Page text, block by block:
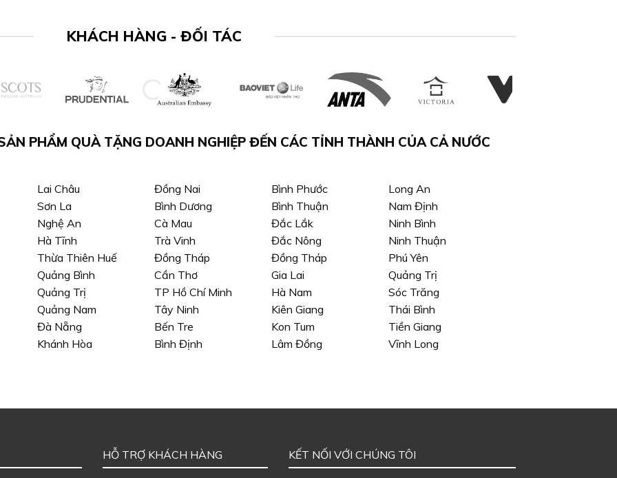
KHÁCH HÀNG - ĐỐI TÁC
PHẨM QUÀ TẶNG DOANH NGHIỆP ĐẾN CÁC TỈNH THÀNH CỦA CẢ NƯỚC
Lai Châu
Sơn La
Nghệ An
Hà Tĩnh
Thừa Thiên Huế
Quảng Bình
Quảng Trị
Quảng Nam
Đà Nẵng
Khánh Hòa
Đồng Nai
Bình Dương
Cà Mau
Trà Vinh
Đồng Tháp
Cần Thơ
TP Hồ Chí Minh
Tây Ninh
Bến Tre
Bình Định
Bình Phước
Bình Thuận
Đắc Lắk
Đắc Nông
Đồng Tháp
Gia Lai
Hà Nam
Kiên Giang
Kon Tum
Lâm Đồng
Long An
Nam Định
Ninh Bình
Ninh Thuận
Phú Yên
Quảng Trị
Sóc Trăng
Thái Bình
Tiền Giang
Vĩnh Long
HỖ TRỢ KHÁCH HÀNG KẾT NỐI VỚI CHÚNG TÔI